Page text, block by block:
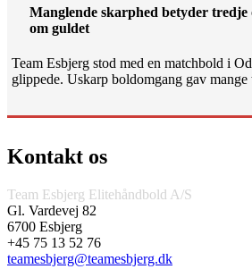
Manglende skarphed betyder tredje
om guldet
Team Esbjerg stod med en matchbold i
glippede. Uskarp boldomgang gav mange
Kontakt os
Team Esbjerg Elitehåndbold A/S
Gl. Vardevej 82
6700 Esbjerg
+45 75 13 52 76
teamesbjerg@teamesbjerg.dk